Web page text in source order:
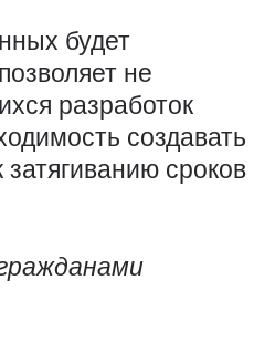
будет
не
разработок
создавать
сроков